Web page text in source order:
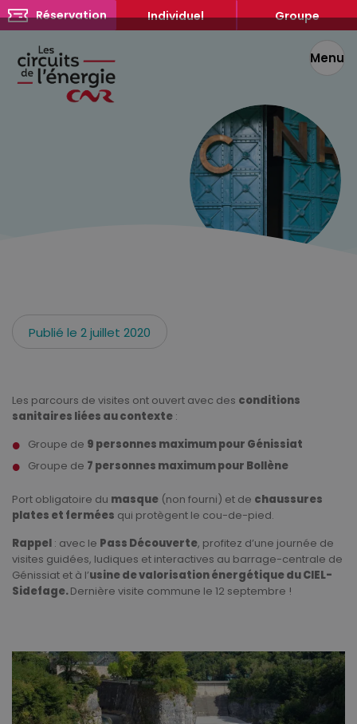
Réservation Individuel Groupe
Menu
conditions sanitaires liées au
Publié le 2 juillet 2020
Les parcours de visites ont ouvert avec des conditions
sanitaires liées au contexte :
Groupe de 9 personnes maximum pour Génissiat
Groupe de 7 personnes maximum pour Bollène
Port obligatoire du masque (non fourni) et de chaussures
plates et fermées qui protègent le cou-de-pied.
Rappel : avec le Pass Découverte, profitez d’une journée de
visites guidées, ludiques et interactives au barrage-centrale de
Génissiat et à l’usine de valorisation énergétique du CIEL-
Sidefage.Dernière visite commune le 12 septembre !